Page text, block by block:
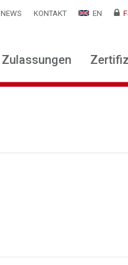
NEWS KONTAKT EN
Zulassungen